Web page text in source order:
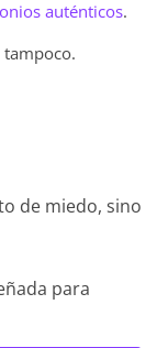
auténticos.
tampoco.
de miedo, sino
para